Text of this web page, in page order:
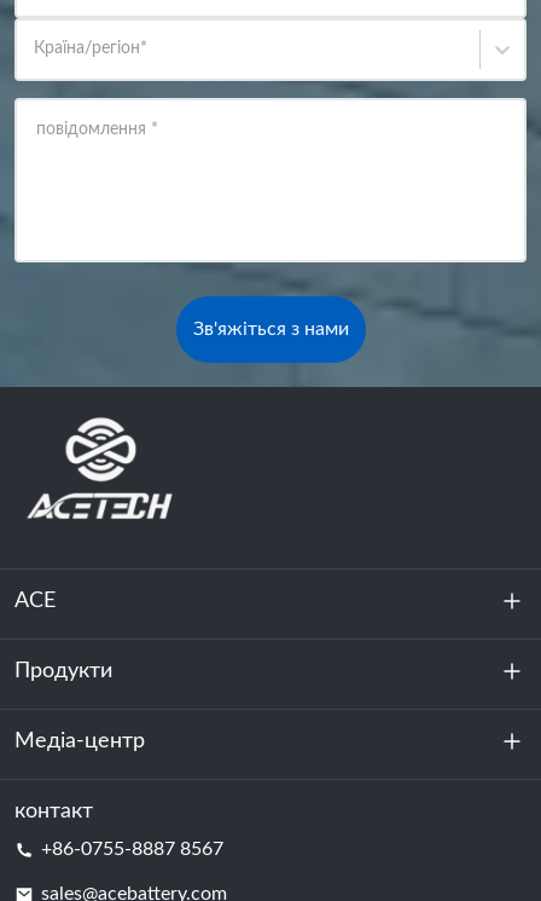
Країна/регіон*
повідомлення *
Зв'яжіться з нами
ACE
Про нас
Стійкість
Продукти
Зберігання енергії
Центр обробки даних та серверна кімната
Медіа-центр
Новини
контакт
+86-0755-8887 8567
sales@acebattery.com